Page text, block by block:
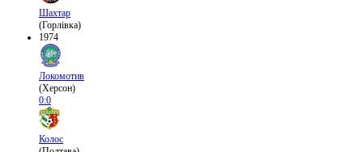
Шахтар
(Горлівка)
1974
Локомотив
(Херсон)
0:0
Колос